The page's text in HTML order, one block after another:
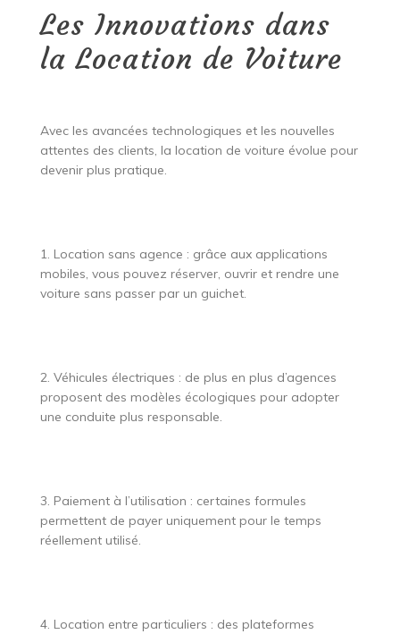
Les Innovations dans
la Location de Voiture
Avec les avancées technologiques et les nouvelles
attentes des clients, la location de voiture évolue pour
devenir plus pratique.
1. Location sans agence : grâce aux applications
mobiles, vous pouvez réserver, ouvrir et rendre une
voiture sans passer par un guichet.
2. Véhicules électriques : de plus en plus d’agences
proposent des modèles écologiques pour adopter
une conduite plus responsable.
3. Paiement à l’utilisation : certaines formules
permettent de payer uniquement pour le temps
réellement utilisé.
4. Location entre particuliers : des plateformes